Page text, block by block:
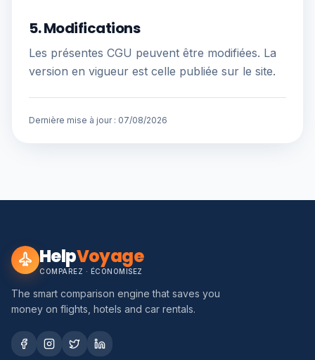
5. Modifications
Les présentes CGU peuvent être modifiées. La
version en vigueur est celle publiée sur le site.
Dernière mise à jour : 07/08/2026
HelpVoyage
COMPAREZ · ÉCONOMISEZ
The smart comparison engine that saves you
money on flights, hotels and car rentals.